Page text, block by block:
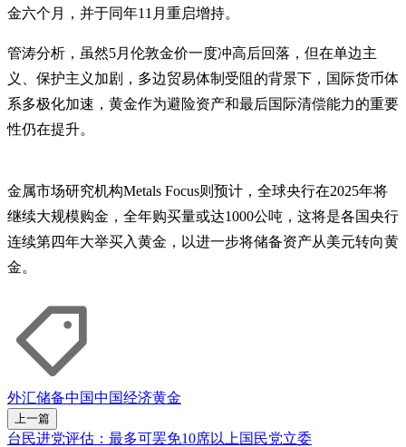
金六个月，并于同年11月重启增持。
管涛分析，虽然5月伦敦金价一度冲高后回落，但在单边主
义、保护主义加剧，多边贸易体制受阻的背景下，国际货币体
系多极化加速，黄金作为避险资产和最后国际清偿能力的重要
性仍在提升。
金属市场研究机构Metals Focus则预计，全球央行在2025年将
继续大规模购金，全年购买量或达1000公吨，这将是各国央行
连续第四年大举买入黄金，以进一步将储备资产从美元转向黄
金。
外汇储备中国中国经济黄金
上一篇
台民进党评估：最多可罢免10席以上国民党立委